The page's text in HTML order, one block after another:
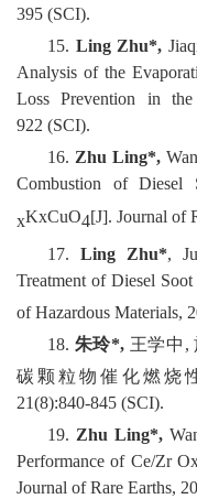
395 (SCI).
15. Ling Zhu*,
Analysis of the
Loss Prevention in the
922 (SCI).
16. Zhu Ling*,
Combustion of
xKxCuO4[J]. Journal of
17. Ling Zhu*,
Treatment of Diesel
of Hazardous Materials,
18. 朱玲*, 王学中,
碳颗粒物催化燃烧
21(8):840-845 (SCI).
19. Zhu Ling*,
Performance of Ce/Zr
Journal of Rare Earths,